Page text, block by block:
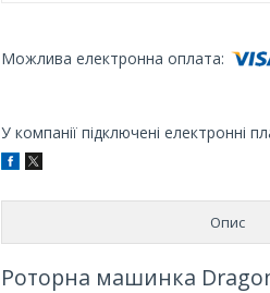
У компанії підключені електронні
Опис
Роторна машинка